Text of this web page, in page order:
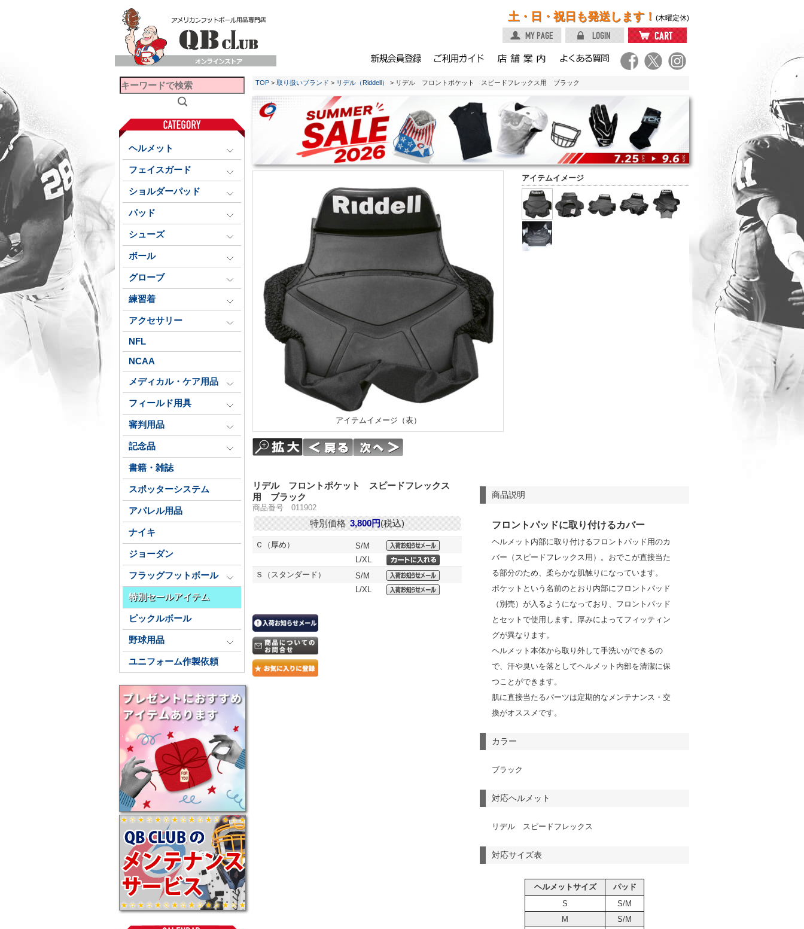
土・日・祝日も発送します！ (木曜定休)
ヘルメット
フェイスガード
ショルダーパッド
パッド
シューズ
ボール
グローブ
練習着
アクセサリー
NFL
NCAA
メディカル・ケア用品
フィールド用具
審判用品
記念品
書籍・雑誌
スポッターシステム
アパレル用品
ナイキ
ジョーダン
フラッグフットボール
特別セールアイテム
ピックルボール
野球用品
ユニフォーム作製依頼
TOP > 取り扱いブランド > リデル（Riddell） > リデル フロントポケット スピードフレックス用 ブラック
アイテムイメージ
アイテムイメージ（表）
商品説明
フロントパッドに取り付けるカバー
ヘルメット内部に取り付けるフロントパッド用のカ
バー（スピードフレックス用）。おでこが直接当た
る部分のため、柔らかな肌触りになっています。
ポケットという名前のとおり内部にフロントパッド
（別売）が入るようになっており、フロントパッド
とセットで使用します。厚みによってフィッティン
グが異なります。
ヘルメット本体から取り外して手洗いができるの
で、汗や臭いを落としてヘルメット内部を清潔に保
つことができます。
肌に直接当たるパーツは定期的なメンテナンス・交
換がオススメです。
カラー
ブラック
対応ヘルメット
リデル スピードフレックス
対応サイズ表
ヘルメットサイズ
パッド
S
S/M
M
S/M
リデル フロントポケット スピードフレックス
用 ブラック
商品番号 011902
特別価格 3,800円(税込)
Ｃ（厚め）
S/M
L/XL
Ｓ（スタンダード）
S/M
L/XL